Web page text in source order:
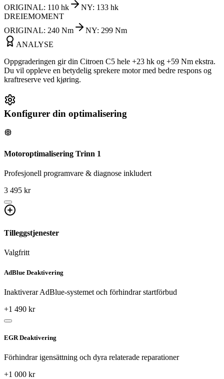
ORIGINAL: 110 hk NY: 133 hk
DREIEMOMENT
ORIGINAL: 240 Nm NY: 299 Nm
ANALYSE
Oppgraderingen gir din Citroen C5 hele +23 hk og +59 Nm ekstra.
Du vil oppleve en betydelig sprekere motor med bedre respons og
kraftreserve ved kjøring.
Konfigurer din optimalisering
Motoroptimalisering Trinn 1
Profesjonell programvare & diagnose inkludert
3 495 kr
Tilleggstjenester
Valgfritt
AdBlue Deaktivering
Inaktiverar AdBlue-systemet och förhindrar startförbud
+1 490 kr
EGR Deaktivering
Förhindrar igensättning och dyra relaterade reparationer
+1 000 kr